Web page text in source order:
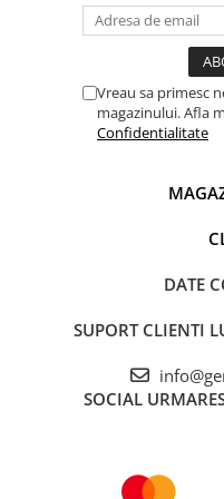
Invertorul solar KEMOT
prevazut cu un suport care
perete, de exemplu intr-o
Forma de unda
Compatibilitate larga
dispozitive)
Doua moduri: prioritate
tensiune prea mare /
Parametri tehnici:
Model: URZ3420 - 5000VA
Putere: 3500W
Tensiune baterie: 48V DC
Vreau sa primesc
magazinului. Afla
Confidentialitate
DATE
SUPORT CLIENTI
SOCIAL